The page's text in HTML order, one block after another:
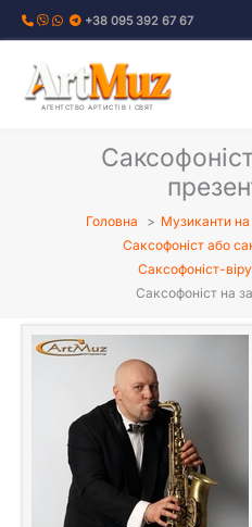
Перейти
+38 095 392 67 67
АГЕНТСТВО АРТИСТІВ І СВЯТ
Головна
Музиканти на
Саксофоніст або
Саксофоніст-
Саксофоніст на